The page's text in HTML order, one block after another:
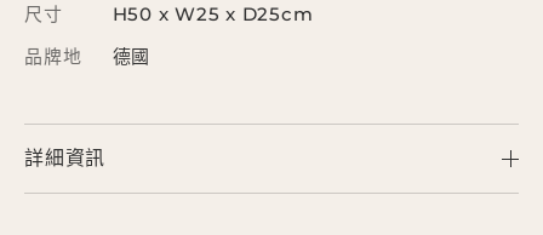
尺寸
H50 x W25 x D25cm
品牌地
德國
詳細資訊